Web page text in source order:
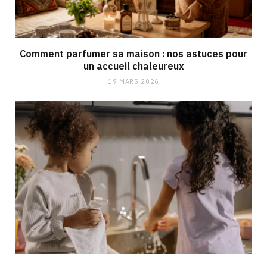
Comment parfumer sa maison : nos astuces pour
un accueil chaleureux
19 MARS 2026